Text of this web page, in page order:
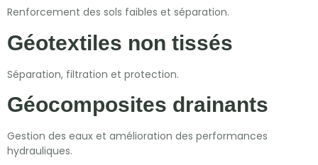
Renforcement des sols faibles et séparation.
Géotextiles non tissés
Séparation, filtration et protection.
Géocomposites drainants
Gestion des eaux et amélioration des performances
hydrauliques.